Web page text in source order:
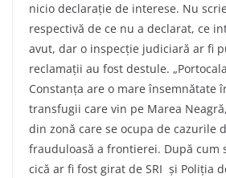
nicio declarație de interese. Nu
respectivă de ce nu a declarat, ce
avut, dar o inspecție judiciară ar fi
reclamații au fost destule.
Constanța are o mare însemnătate
transfugii care vin pe Marea
din zonă care se ocupa de cazurile
frauduloasă a frontierei. După cum
cică ar fi fost girat de SRI și Poliția